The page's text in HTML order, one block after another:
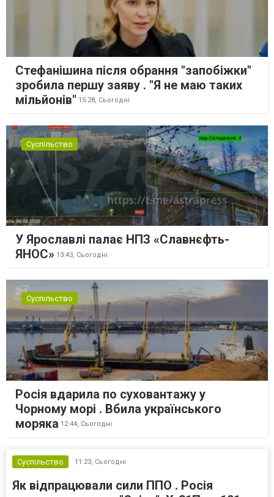
Стефанішина після обрання "запобіжки"
зробила першу заяву . "Я не маю таких
мільйонів" 15:28, Сьогодні
Суспільство
У Ярославлі палає НПЗ «Славнєфть-
ЯНОС» 13:43, Сьогодні
Суспільство
Росія вдарила по суховантажу у
Чорному морі . Вбила українського
моряка 12:44, Сьогодні
Суспільство 11:23, Сьогодні
Як відпрацювали сили ППО . Росія